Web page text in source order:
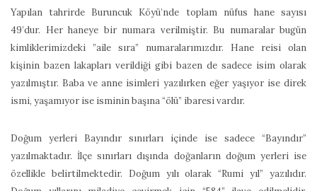
Yapılan tahrirde Buruncuk Köyü’nde toplam nüfus hane sayısı
49’dur. Her haneye bir numara verilmiştir. Bu numaralar bugün
kimliklerimizdeki ”aile sıra” numaralarımızdır. Hane reisi olan
kişinin bazen lakapları verildiği gibi bazen de sadece isim olarak
yazılmıştır. Baba ve anne isimleri yazılırken eğer yaşıyor ise direk
ismi, yaşamıyor ise isminin başına “ölü” ibaresi vardır.
Doğum yerleri Bayındır sınırları içinde ise sadece “Bayındır”
yazılmaktadır. İlçe sınırları dışında doğanların doğum yerleri ise
özellikle belirtilmektedir. Doğum yılı olarak “Rumi yıl” yazılıdır.